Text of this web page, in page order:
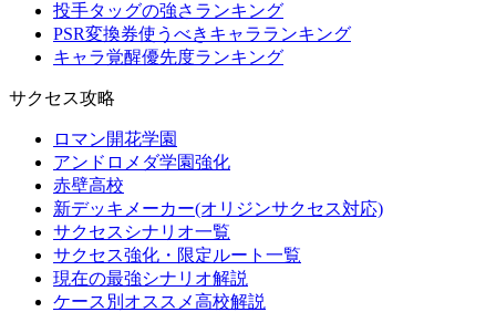
投手タッグの強さランキング
PSR変換券使うべきキャラランキング
キャラ覚醒優先度ランキング
サクセス攻略
ロマン開花学園
アンドロメダ学園強化
赤壁高校
新デッキメーカー(オリジンサクセス対応)
サクセスシナリオ一覧
サクセス強化・限定ルート一覧
現在の最強シナリオ解説
ケース別オススメ高校解説